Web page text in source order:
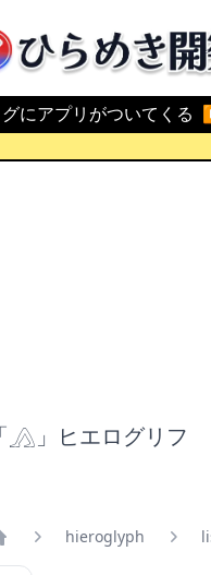
き開発
にアプリがついてくる
「𓂻」ヒエログリフ
hieroglyph